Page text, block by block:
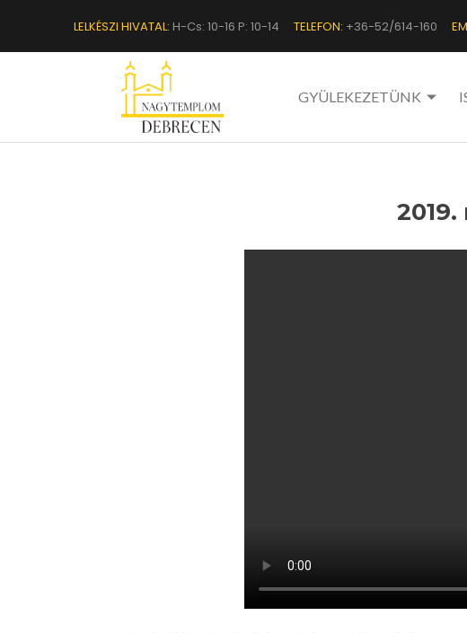
LELKÉSZI HIVATAL: H-Cs: 10-16 P: 10-14 TELEFON: +36-52/614-160
GYÜLEKEZETÜNK
2019.